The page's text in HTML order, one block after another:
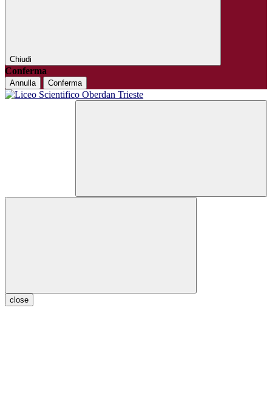
Chiudi
Conferma
Annulla Conferma
close